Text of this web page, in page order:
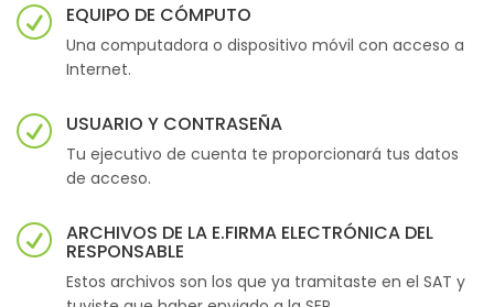
EQUIPO DE CÓMPUTO
Una computadora o dispositivo móvil con acceso a
Internet.
USUARIO Y CONTRASEÑA
Tu ejecutivo de cuenta te proporcionará tus datos
de acceso.
ARCHIVOS DE LA E.FIRMA ELECTRÓNICA DEL
RESPONSABLE
Estos archivos son los que ya tramitaste en el SAT y